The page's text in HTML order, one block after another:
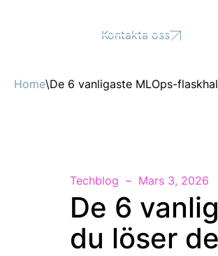
Kontakta oss
Home\De 6 vanligaste MLOps-
Techblog Mars 3, 2026
De 6
du löser